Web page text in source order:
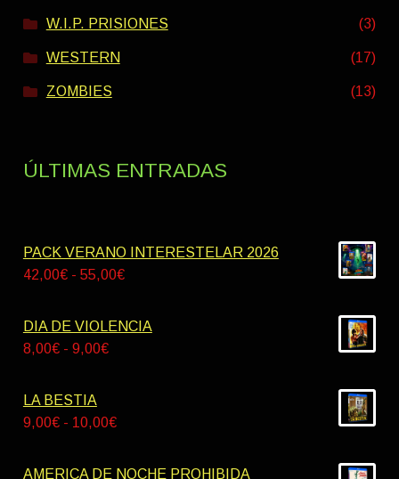
W.I.P. PRISIONES (3)
WESTERN (17)
ZOMBIES (13)
ÚLTIMAS ENTRADAS
PACK VERANO INTERESTELAR 2026
42,00€ - 55,00€Rango
precios:
DIA DE VIOLENCIA
8,00€ - 9,00€Rango
desde
LA BESTIA
9,00€ - 10,00€Rango
precios:
AMERICA DE NOCHE PROHIBIDA